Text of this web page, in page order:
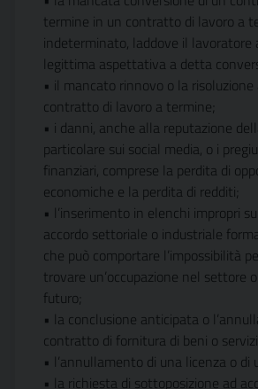
termine in un contratto di lavoro a
indeterminato, laddove il lavoratore
legittima aspettativa a detta
• il mancato rinnovo o la
contratto di lavoro a termine;
• i danni, anche alla reputazione
particolare sui social media, o i
finanziari, comprese la perdita di
economiche e la perdita di redditi;
• l’inserimento in elenchi impropri
accordo settoriale o industriale
che può comportare l’impossibilità
trovare un’occupazione nel settore
futuro;
• la conclusione anticipata o
contratto di fornitura di beni o
• l’annullamento di una licenza o di
• la richiesta di sottoposizione ad